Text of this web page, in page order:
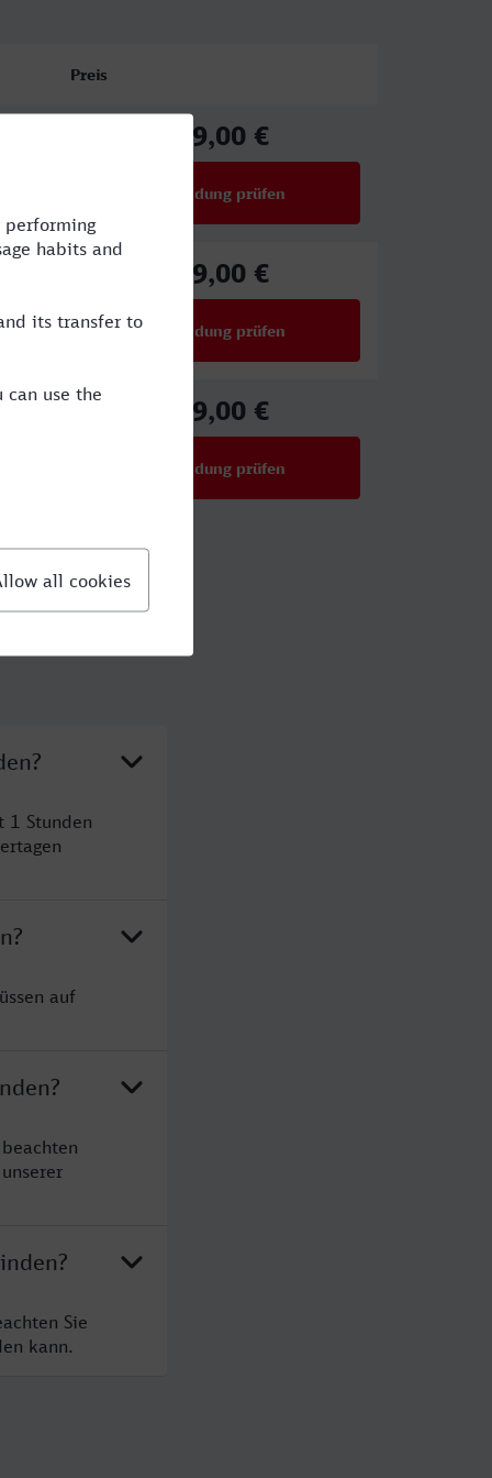
Preis
29,00 €
Verbindung prüfen
29,00 €
Verbindung prüfen
29,00 €
Verbindung prüfen
1 Stunden
auf
Sie
kann.